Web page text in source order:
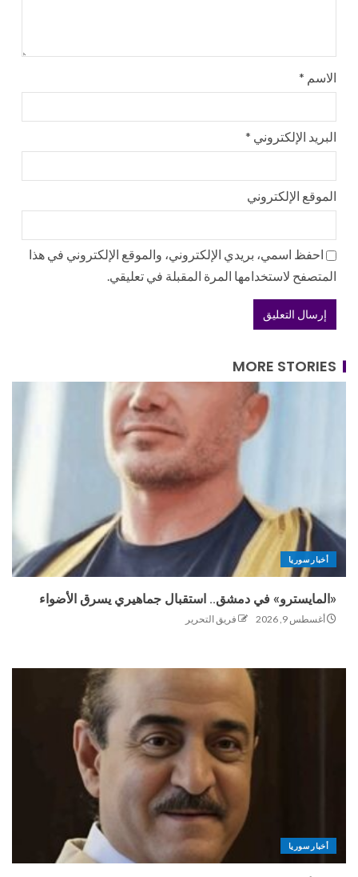
الاسم *
البريد الإلكتروني *
الموقع الإلكتروني
احفظ اسمي، بريدي الإلكتروني، والموقع الإلكتروني في هذا
المتصفح لاستخدامها المرة المقبلة في تعليقي.
MORE STORIES
أخبار سوريا
«المايسترو» في دمشق.. استقبال جماهيري يسرق الأضواء
أغسطس 9, 2026 فريق التحرير
أخبار سوريا